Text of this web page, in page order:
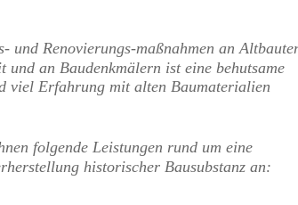
und Renovierungs-maßnahmen an
und an Baudenkmälern ist eine behutsame
viel Erfahrung mit alten Baumaterialien
folgende Leistungen rund um eine
historischer Bausubstanz an: